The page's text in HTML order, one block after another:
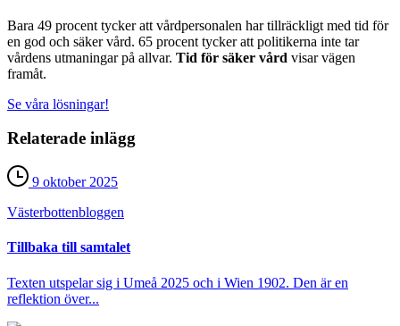
Bara 49 procent tycker att vårdpersonalen har tillräckligt med tid för
en god och säker vård. 65 procent tycker att politikerna inte tar
vårdens utmaningar på allvar. Tid för säker vård visar vägen
framåt.
Se våra lösningar!
Relaterade inlägg
9 oktober 2025
Västerbotten­bloggen
Tillbaka till samtalet
Texten utspelar sig i Umeå 2025 och i Wien 1902. Den är en
reflektion över...